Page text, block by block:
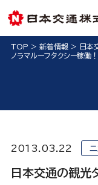
TOP > 新着情報> 日本
ノラマルーフタクシー稼働！
2013.03.22
日本交通の観光